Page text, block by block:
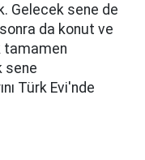
Gelecek sene de
da konut ve
tamamen
sene
Türk Evi'nde